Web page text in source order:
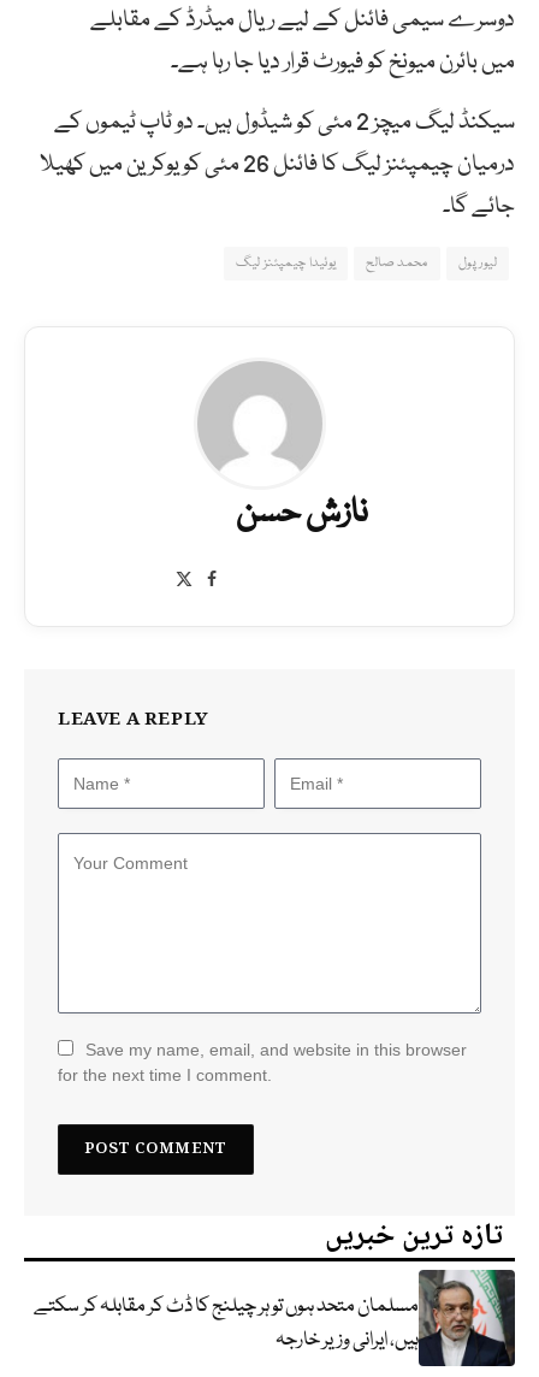
دوسرے سیمی فائنل کے لیے ریال میڈرڈ کے مقابلے
میں بائرن میونخ کو فیورٹ قرار دیا جا رہا ہے۔
سیکنڈ لیگ میچز 2 مئی کو شیڈول ہیں۔ دو ٹاپ ٹیموں کے
درمیان چیمپئنز لیگ کا فائنل 26 مئی کو یوکرین میں کھیلا
جائے گا۔
لیور پول محمد صالح یوئیدا چیمپئنز لیگ
نازش حسن
Facebook
LEAVE A REPLY
Save my name, email, and website in this browser
for the next time I comment.
تازہ ترین خبریں
مسلمان متحد ہوں تو ہر چیلنج کا ڈٹ کر مقابلہ کر سکتے
ہیں، ایرانی وزیر خارجہ